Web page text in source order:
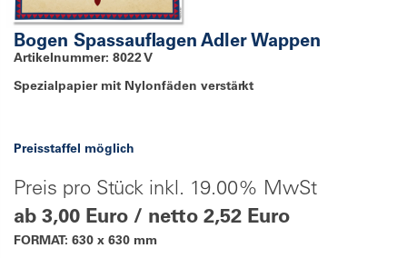
Bogen Spassauflagen Adler Wappen
Artikelnummer: 8022 V
Spezialpapier mit Nylonfäden verstärkt
Preisstaffel möglich
Preis pro Stück inkl. 19.00% MwSt
ab 3,00 Euro / netto 2,52 Euro
FORMAT: 630 x 630 mm